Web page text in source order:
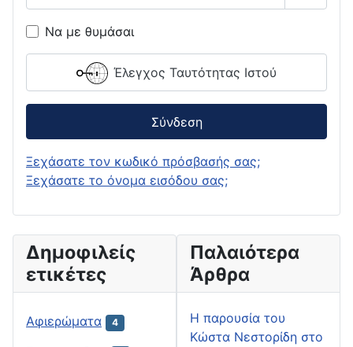
Να με θυμάσαι
Έλεγχος Ταυτότητας Ιστού
Σύνδεση
Ξεχάσατε τον κωδικό πρόσβασής σας;
Ξεχάσατε το όνομα εισόδου σας;
Δημοφιλείς
ετικέτες
Αφιερώματα 4
Παλαιότερα
Άρθρα
H παρουσία του
Κώστα Νεστορίδη στο